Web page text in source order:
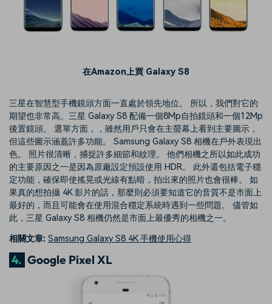
在Amazon上買 Galaxy S8
三星在智慧型手機鏡頭方面一直處於領先地位。 所以，我們對它的
期望也非常高。三星 Galaxy S8 配備一個8Mp自拍鏡頭和一個12Mp
後置鏡頭。 選單方面，，雖然用戶只會在主螢幕上看到主要圖示，
但這些圖示涵蓋許多功能。 Samsung Galaxy S8 相機在戶外表現出
色。 照片很清晰，捕捉許多細節和紋理。 他們相機之所以如此成功
的主要原因之一是因為原廠設定預設使用 HDR。 此外還包括電子穩
定功能，確保即使搖晃或光線有點暗，拍出來的照片也會很棒。 如
果真的想拍攝 4K 影片的話，那麼則必須要知道它的音質不是市面上
最好的，而且可能會在使用混合穩定系統時遇到一些問題。 儘管如
此，三星 Galaxy S8 相機仍然是市面上最優秀的相機之一。
相關文章: Samsung Galaxy S8 4K 手機使用心得
4. Google Pixel XL